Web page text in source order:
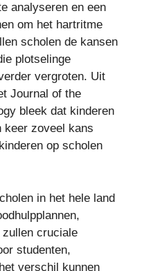
analyseren en een
om het hartritme
scholen de kansen
plotselinge
vergroten. Uit
Journal of the
bleek dat kinderen
keer zoveel kans
op scholen
in het hele land
zullen cruciale
studenten,
verschil kunnen